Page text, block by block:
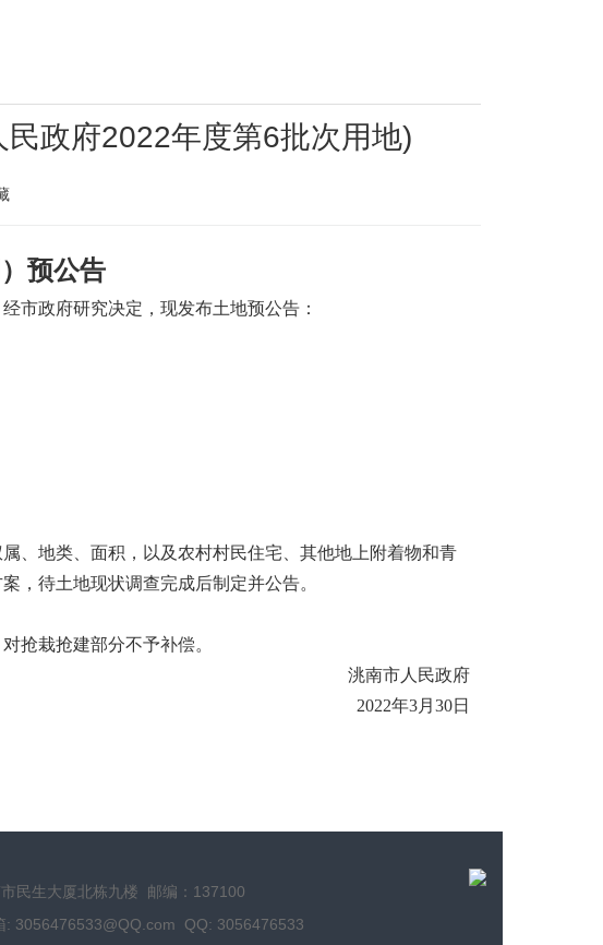
政府2022年度第6批次用地)
预公告
市政府研究决定，现发布土地预公告：
、地类、面积，以及农村村民住宅、其他地上附着物和青
，待土地现状调查完成后制定并公告。
抢栽抢建部分不予补偿。
洮南市人民政府
2022年3月 30日
民生大厦北栋九楼 邮编：137100
QQ: 3056476533